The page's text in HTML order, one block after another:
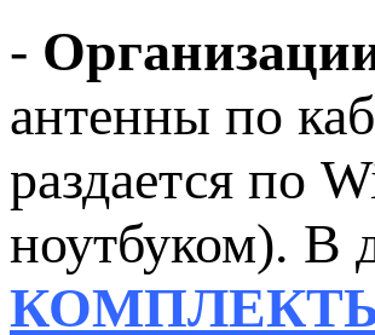
-
антенны по
раздается по
ноутбуком). В